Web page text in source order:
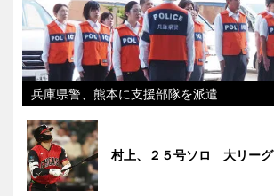
兵庫県警、熊本に支援部隊を派遣
村上、２５号ソロ 大リーグ